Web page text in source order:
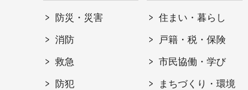
防災・災害
消防
救急
防犯
住まい・暮らし
戸籍・税・保険
市民協働・学び
まちづくり・環境